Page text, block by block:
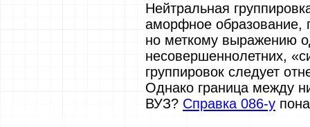
Нейтральная
аморфное образование,
но меткому выражению
несовершеннолетних,
группировок следует
Однако граница между
ВУЗ? Справка 086-у